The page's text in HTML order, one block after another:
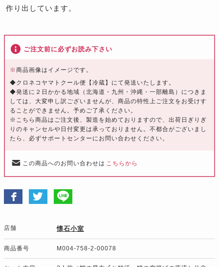
作り出しています。
ご注文前に必ずお読み下さい
※商品画像はイメージです。
◆クロネコヤマトクール便【冷蔵】にて発送いたします。
◆発送に２日かかる地域（北海道・九州・沖縄・一部離島）につきま
しては、大変申し訳ございませんが、商品の特性上ご注文をお受けす
ることができません。予めご了承ください。
※こちら商品はご注文後、製造を始めておりますので、出荷日ぎりぎ
りのキャンセルや日付変更は承っておりません。不都合がございまし
たら、必ずサポートセンターにお問い合わせください。
この商品へのお問い合わせは こちらから
店舗 懐石小室
商品番号 M004-758-2-00078